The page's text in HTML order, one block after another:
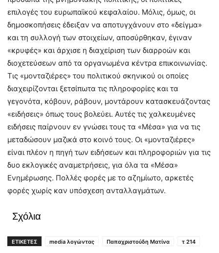
επιλογές του ευρωπαϊκού κεφαλαίου. Μόλις, όμως, οι
δημοσκοπήσεις έδειξαν να αποτυγχάνουν στο «δείγμα»
και τη συλλογή των στοιχείων, αποσύρθηκαν, έγιναν
«κρυφές» και άρχισε η διαχείριση των διαρροών και
διοχετεύσεων από τα οργανωμένα κέντρα επικοινωνίας.
Τις «μονταζιέρες» του πολιτικού σκηνικού οι οποίες
διαχειρίζονται ξετσίπωτα τις πληροφορίες και τα
γεγονότα, κόβουν, ράβουν, μοντάρουν κατασκευάζοντας
«ειδήσεις» όπως τους βολεύει. Αυτές τις χαλκευμένες
ειδήσεις παίρνουν εν γνώσει τους τα «Μέσα» για να τις
μεταδώσουν μαζικά στο κοινό τους. Οι «μονταζιέρες»
είναι πλέον η πηγή των ειδήσεων και πληροφοριών για τις
δυο εκλογικές αναμετρήσεις, για όλα τα «Μέσα»
Ενημέρωσης. Πολλές φορές με το αζημίωτο, αρκετές
φορές χωρίς καν υπόσχεση ανταλλαγμάτων.
Σχόλια
ΕΤΙΚΕΤΕΣ media λογώντας Παπαχριστούδη Ματίνα τ 214